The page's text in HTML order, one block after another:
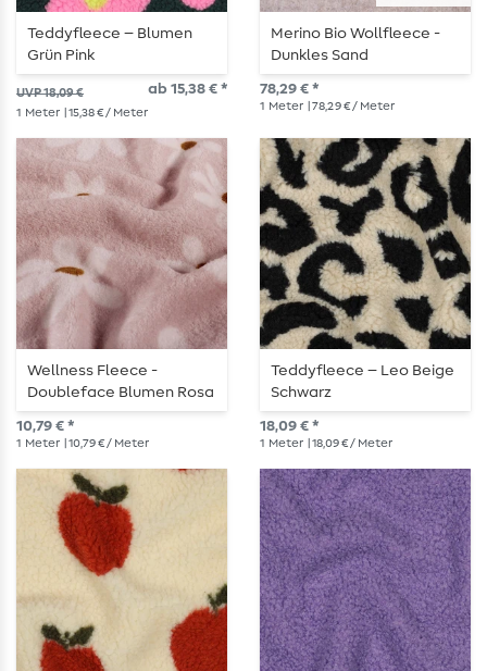
Teddyfleece – Blumen
Grün Pink
UVP 18,09 € ab 15,38 € *
1 Meter | 15,38 € / Meter
Merino Bio Wollfleece -
Dunkles Sand
78,29 € *
1 Meter | 78,29 € / Meter
Wellness Fleece -
Doubleface Blumen Rosa
10,79 € *
1 Meter | 10,79 € / Meter
Teddyfleece – Leo Beige
Schwarz
18,09 € *
1 Meter | 18,09 € / Meter